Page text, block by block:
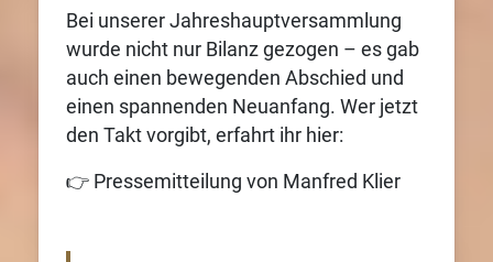
Bei unserer Jahreshauptversammlung
wurde nicht nur Bilanz gezogen – es gab
auch einen bewegenden Abschied und
einen spannenden Neuanfang. Wer jetzt
den Takt vorgibt, erfahrt ihr hier:
👉 Pressemitteilung von Manfred Klier